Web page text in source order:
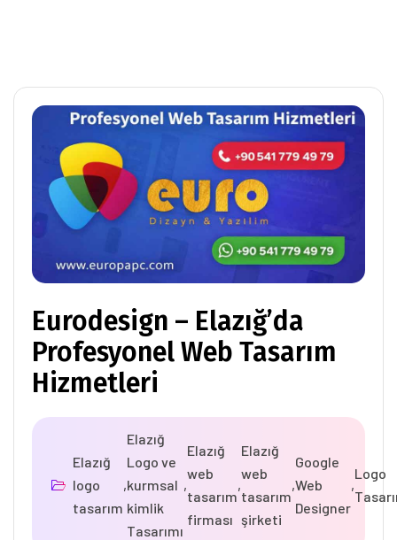
Eurodesign – Elazığ’da
Profesyonel Web Tasarım
Hizmetleri
Elazığ
logo
tasarım
,
Elazığ
Logo ve
kurmsal
kimlik
Tasarımı
,
Elazığ
web
tasarım
firması
,
Elazığ
web
tasarım
şirketi
,
Google
Web
Designer
,
Logo